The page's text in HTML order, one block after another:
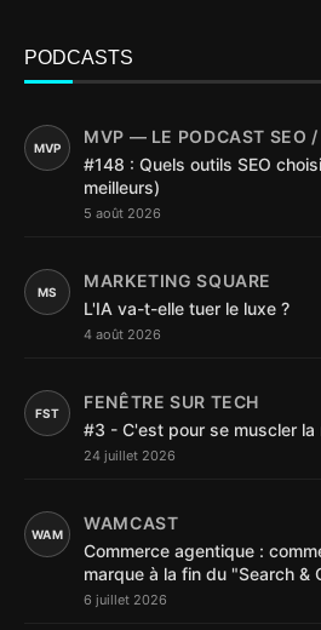
PODCASTS
MVP
MVP — LE PODCAST SEO /
#148 : Quels outils SEO
meilleurs)
5 août 2026
MS
MARKETING SQUARE
L'IA va-t-elle tuer le luxe ?
4 août 2026
FST
FENÊTRE SUR TECH
#3 - C'est pour se muscler la
24 juillet 2026
WAM
WAMCAST
Commerce agentique :
marque à la fin du "Search &
6 juillet 2026